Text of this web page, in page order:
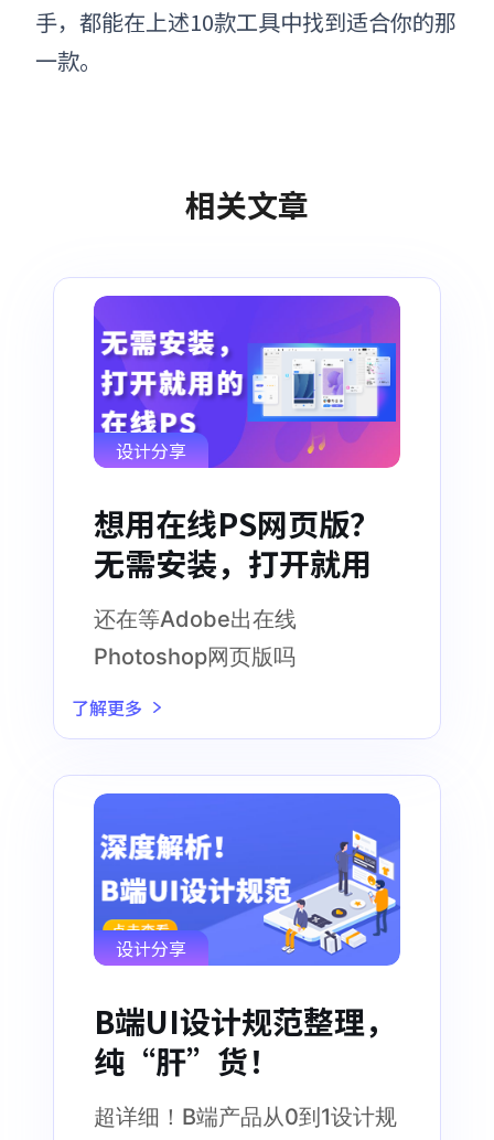
手，都能在上述10款工具中找到适合你的那
一款。
相关文章
设计分享
想用在线PS网页版？
无需安装，打开就用
还在等Adobe出在线
Photoshop网页版吗
了解更多
设计分享
B端UI设计规范整理，
纯“肝”货！
超详细！B端产品从0到1设计规